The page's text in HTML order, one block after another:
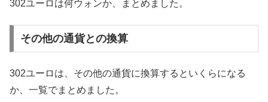
302ユーロは何ウォンか、まとめました。
その他の通貨との換算
302ユーロは、その他の通貨に換算するといくらになる
か、一覧でまとめました。